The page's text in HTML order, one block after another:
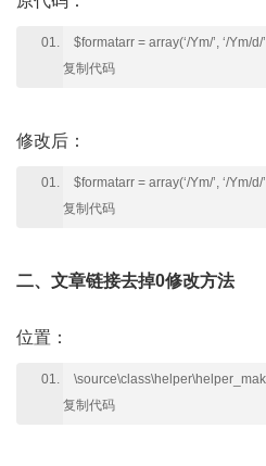
$formatarr = array(‘/Ym/’, ‘/Ym/d/
复制代码
修改后：
$formatarr = array(‘/Ym/’, ‘/Ym/d/’,
复制代码
二、文章链接去掉0修改方法
位置：
复制代码